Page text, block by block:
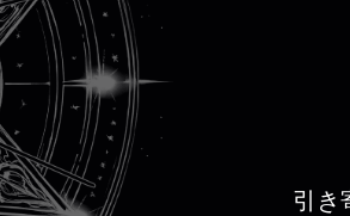
引き